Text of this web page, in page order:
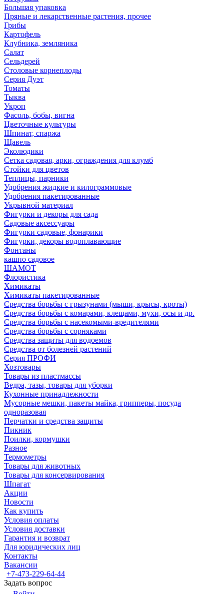
Большая упаковка
Пряные и лекарственные растения, прочее
Грибы
Картофель
Клубника, земляника
Салат
Сельдерей
Столовые корнеплоды
Серия Дуэт
Томаты
Тыква
Укроп
Фасоль, бобы, вигна
Цветочные культуры
Шпинат, спаржа
Щавель
Эколюдики
Сетка садовая, арки, ограждения для клумб
Стойки для цветов
Теплицы, парники
Удобрения жидкие и килограммовые
Удобрения пакетированные
Укрывной материал
Фигурки и декоры для сада
Садовые аксессуары
Фигурки садовые, фонарики
Фигурки, декоры водоплавающие
Фонтаны
кашпо садовое
ШАМОТ
Флористика
Химикаты
Химикаты пакетированные
Средства борьбы с грызунами (мыши, крысы, кроты)
Средства борьбы с комарами, клещами, мухи, осы и др.
Средства борьбы с насекомыми-вредителями
Средства борьбы с сорняками
Средства защиты для водоемов
Средства от болезней растений
Серия ПРОФИ
Хозтовары
Товары из пластмассы
Ведра, тазы, товары для уборки
Кухонные принадлежности
Мусорные мешки, пакеты майка, грипперы, посуда
одноразовая
Перчатки и средства защиты
Пикник
Поилки, кормушки
Разное
Термометры
Товары для животных
Товары для консервирования
Шпагат
Акции
Новости
Как купить
Условия оплаты
Условия доставки
Гарантия и возврат
Для юридических лиц
Контакты
Вакансии
+7-473-229-64-44
Задать вопрос